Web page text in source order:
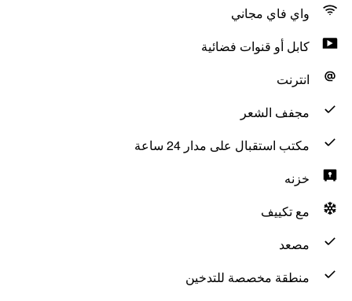
واي فاي مجاني
كابل أو قنوات فضائية
انترنت
مجفف الشعر
مكتب استقبال على مدار 24 ساعة
خزنه
مع تكييف
مصعد
منطقة مخصصة للتدخين